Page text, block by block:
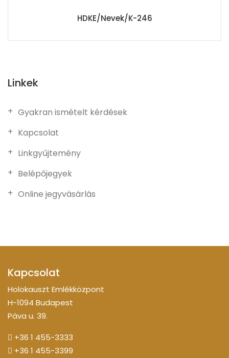
HDKE/Nevek/K-246
Linkek
Gyakran ismételt kérdések
Kapcsolat
Linkgyűjtemény
Belépőjegyek
Online jegyvásárlás
Kapcsolat
Holokauszt Emlékközpont
H-1094 Budapest
Páva u. 39.
+36 1 455-3333
+36 1 455-3399